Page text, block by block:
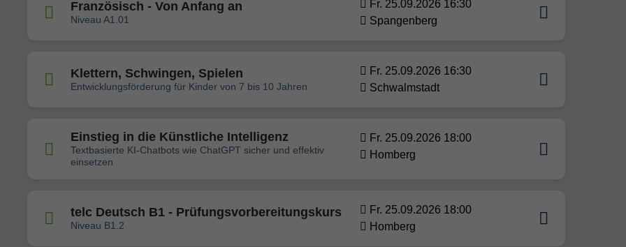
Französisch - Von Anfang an
Niveau A1.01
Fr. 25.09.2026 16:30
Spangenberg
Klettern, Schwingen, Spielen
Entwicklungsförderung für Kinder von 7 bis 10 Jahren
Fr. 25.09.2026 16:30
Schwalmstadt
Einstieg in die Künstliche Intelligenz
Textbasierte KI-Chatbots wie ChatGPT sicher und effektiv
einsetzen
Fr. 25.09.2026 18:00
Homberg
telc Deutsch B1 - Prüfungsvorbereitungskurs
Niveau B1.2
Fr. 25.09.2026 18:00
Homberg